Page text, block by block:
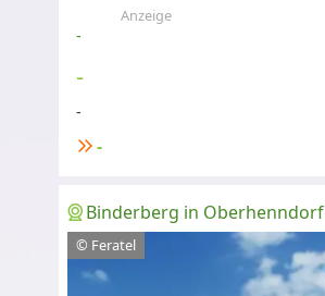
Anzeige
-
-
-
-
Binderberg in Oberhenndorf
© Feratel